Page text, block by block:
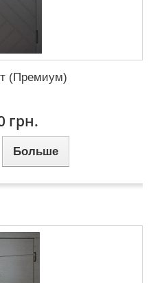
(Премиум)
грн.
Больше